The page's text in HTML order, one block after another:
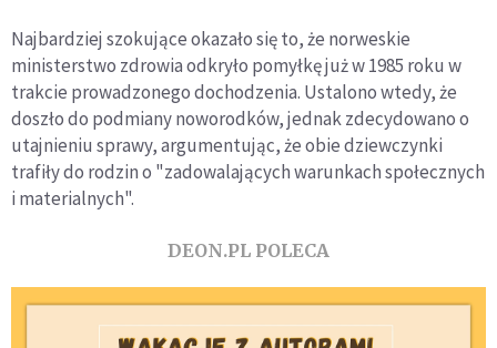
Najbardziej szokujące okazało się to, że norweskie
ministerstwo zdrowia odkryło pomyłkę już w 1985 roku w
trakcie prowadzonego dochodzenia. Ustalono wtedy, że
doszło do podmiany noworodków, jednak zdecydowano o
utajnieniu sprawy, argumentując, że obie dziewczynki
trafiły do rodzin o "zadowalających warunkach społecznych
i materialnych".
DEON.PL POLECA